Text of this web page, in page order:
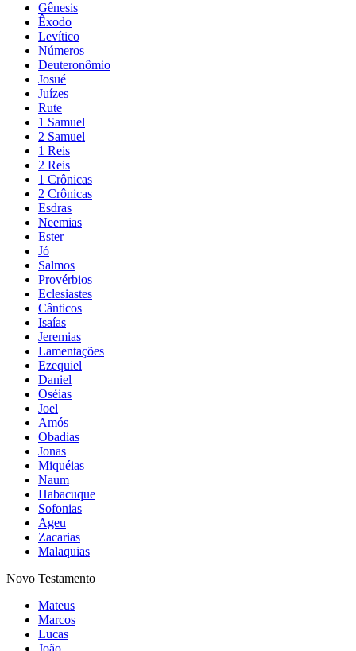
Gênesis
Êxodo
Levítico
Números
Deuteronômio
Josué
Juízes
Rute
1 Samuel
2 Samuel
1 Reis
2 Reis
1 Crônicas
2 Crônicas
Esdras
Neemias
Ester
Jó
Salmos
Provérbios
Eclesiastes
Cânticos
Isaías
Jeremias
Lamentações
Ezequiel
Daniel
Oséias
Joel
Amós
Obadias
Jonas
Miquéias
Naum
Habacuque
Sofonias
Ageu
Zacarias
Malaquias
Novo Testamento
Mateus
Marcos
Lucas
João